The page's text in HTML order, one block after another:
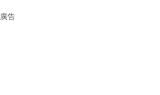
廣告